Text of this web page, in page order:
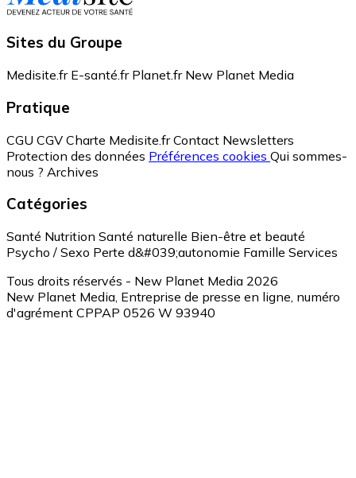
Sites du Groupe
Medisite.fr E-santé.fr Planet.fr New Planet Media
Pratique
CGU CGV Charte Medisite.fr Contact Newsletters
Protection des données Préférences cookies Qui sommes-
nous ? Archives
Catégories
Santé Nutrition Santé naturelle Bien-être et beauté
Psycho / Sexo Perte d&#039;autonomie Famille Services
Tous droits réservés - New Planet Media 2026
New Planet Media, Entreprise de presse en ligne, numéro
d'agrément CPPAP 0526 W 93940